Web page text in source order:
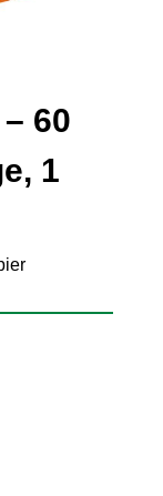
60
1